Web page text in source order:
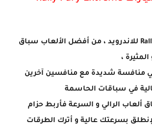
تعتبر لعبة Rally Fury للاندرويد ، من أفضل الألعاب سباق
،
منافسة شديدة مع منافسين آخرين
في سباقات الحاسمة
ألعاب الرالي و السرعة فأربط حزام
بسرعتك عالية و أترك الطرقات